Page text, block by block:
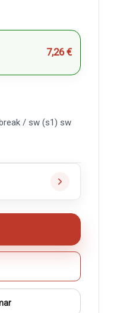
7,26 €
/ sw (s1) sw